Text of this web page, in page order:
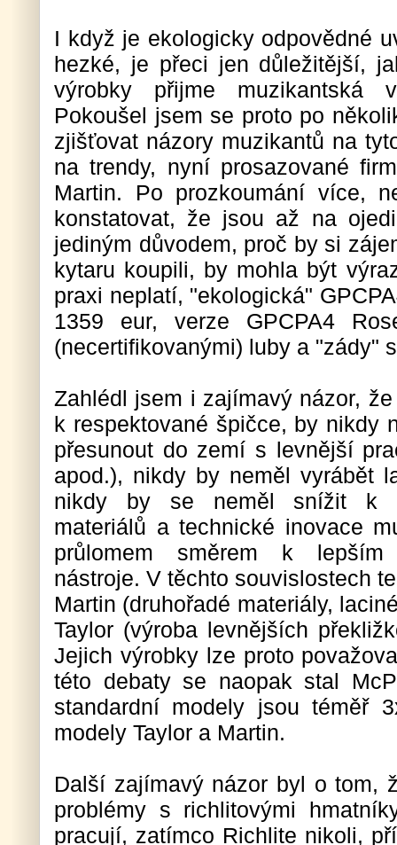
I když je ekologicky odpovědné
hezké, je přeci jen důležitější,
výrobky přijme muzikantská
Pokoušel jsem se proto po
zjišťovat názory muzikantů na
na trendy, nyní prosazované
Martin. Po prozkoumání více,
konstatovat, že jsou až na
jediným důvodem, proč by si
kytaru koupili, by mohla být
praxi neplatí, "ekologická"
1359 eur, verze GPCPA4
(necertifikovanými) luby a "zády"
Zahlédl jsem i zajímavý názor,
k respektované špičce, by nikdy
přesunout do zemí s levnější
apod.), nikdy by neměl vyrábět
nikdy by se neměl snížit k
materiálů a technické inovace
průlomem směrem k lepším
nástroje. V těchto souvislostech
Martin (druhořadé materiály,
Taylor (výroba levnějších
Jejich výrobky lze proto
této debaty se naopak stal
standardní modely jsou téměř
modely Taylor a Martin.
Další zajímavý názor byl o tom,
problémy s richlitovými
pracují, zatímco Richlite nikoli,